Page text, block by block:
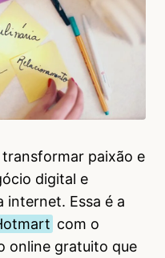
paixão e
digital e
internet. Essa é a
com o
online gratuito que